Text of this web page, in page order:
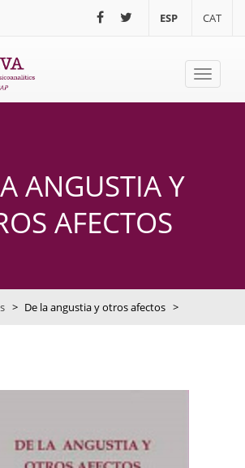
ESP CAT
Toggle
ANGUSTIA Y
AFECTOS
> De la angustia y otros afectos >